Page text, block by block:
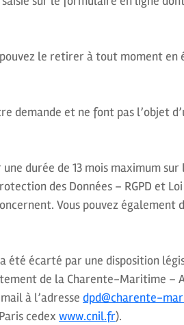
le retirer à tout moment en
demande et ne font pas l’objet
durée de 13 mois maximum
des Données – RGPD et
Vous pouvez également
été écarté par une disposition
de la Charente-Maritime –
à l’adresse dpd@charente-
cedex www.cnil.fr).